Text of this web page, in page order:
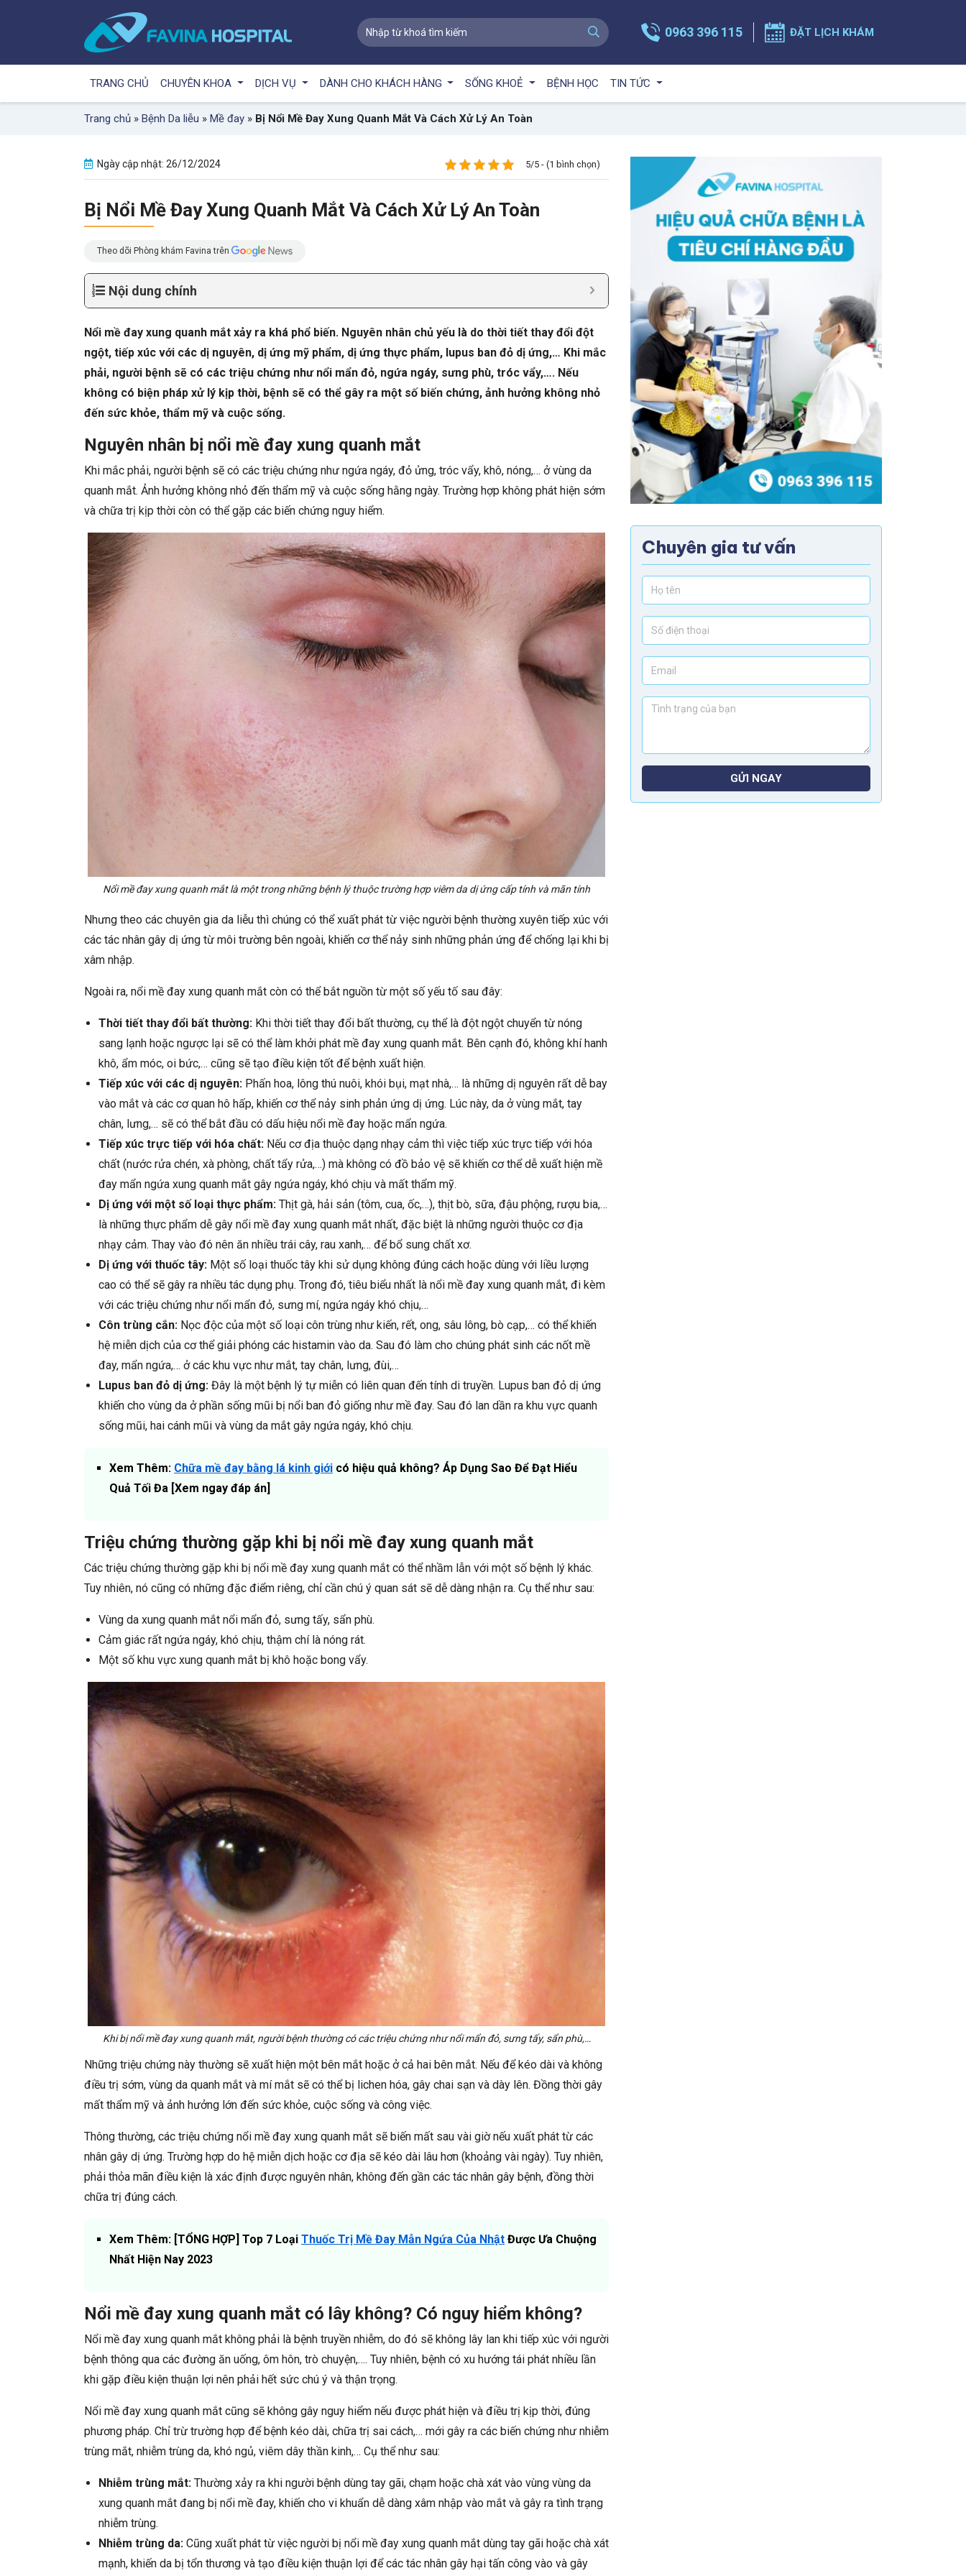
0963 396 115 ĐẶT LỊCH KHÁM
TRANG CHỦ CHUYÊN KHOA DỊCH VỤ DÀNH CHO KHÁCH HÀNG SỐNG KHOẺ BỆNH HỌC TIN TỨC
Trang chủ » Bệnh Da liễu » Mề đay » Bị Nổi Mề Đay Xung Quanh Mắt Và Cách Xử Lý An Toàn
Ngày cập nhật: 26/12/2024 5/5 - (1 bình chọn)
Bị Nổi Mề Đay Xung Quanh Mắt Và Cách Xử Lý An Toàn
Theo dõi Phòng khám Favina trên
Nội dung chính
Nổi mề đay xung quanh mắt xảy ra khá phổ biến. Nguyên nhân chủ yếu là do thời tiết thay đổi đột
ngột, tiếp xúc với các dị nguyên, dị ứng mỹ phẩm, dị ứng thực phẩm, lupus ban đỏ dị ứng,… Khi mắc
phải, người bệnh sẽ có các triệu chứng như nổi mẩn đỏ, ngứa ngáy, sưng phù, tróc vẩy,…. Nếu
không có biện pháp xử lý kịp thời, bệnh sẽ có thể gây ra một số biến chứng, ảnh hưởng không nhỏ
đến sức khỏe, thẩm mỹ và cuộc sống.
Nguyên nhân bị nổi mề đay xung quanh mắt
Khi mắc phải, người bệnh sẽ có các triệu chứng như ngứa ngáy, đỏ ửng, tróc vẩy, khô, nóng,… ở vùng da
quanh mắt. Ảnh hưởng không nhỏ đến thẩm mỹ và cuộc sống hằng ngày. Trường hợp không phát hiện sớm
và chữa trị kịp thời còn có thể gặp các biến chứng nguy hiểm.
Nổi mề đay xung quanh mắt là một trong những bệnh lý thuộc trường hợp viêm da dị ứng cấp tính và mãn tính
Nhưng theo các chuyên gia da liễu thì chúng có thể xuất phát từ việc người bệnh thường xuyên tiếp xúc với
các tác nhân gây dị ứng từ môi trường bên ngoài, khiến cơ thể nảy sinh những phản ứng để chống lại khi bị
xâm nhập.
Ngoài ra, nổi mề đay xung quanh mắt còn có thể bắt nguồn từ một số yếu tố sau đây:
Thời tiết thay đổi bất thường: Khi thời tiết thay đổi bất thường, cụ thể là đột ngột chuyển từ nóng
sang lạnh hoặc ngược lại sẽ có thể làm khởi phát mề đay xung quanh mắt. Bên cạnh đó, không khí hanh
khô, ẩm móc, oi bức,… cũng sẽ tạo điều kiện tốt để bệnh xuất hiện.
Tiếp xúc với các dị nguyên: Phấn hoa, lông thú nuôi, khói bụi, mạt nhà,… là những dị nguyên rất dễ bay
vào mắt và các cơ quan hô hấp, khiến cơ thể nảy sinh phản ứng dị ứng. Lúc này, da ở vùng mắt, tay
chân, lưng,… sẽ có thể bắt đầu có dấu hiệu nổi mề đay hoặc mẩn ngứa.
Tiếp xúc trực tiếp với hóa chất: Nếu cơ địa thuộc dạng nhạy cảm thì việc tiếp xúc trực tiếp với hóa
chất (nước rửa chén, xà phòng, chất tẩy rửa,…) mà không có đồ bảo vệ sẽ khiến cơ thể dễ xuất hiện mề
đay mẩn ngứa xung quanh mắt gây ngứa ngáy, khó chịu và mất thẩm mỹ.
Dị ứng với một số loại thực phẩm: Thịt gà, hải sản (tôm, cua, ốc,…), thịt bò, sữa, đậu phộng, rượu bia,…
là những thực phẩm dễ gây nổi mề đay xung quanh mắt nhất, đặc biệt là những người thuộc cơ địa
nhạy cảm. Thay vào đó nên ăn nhiều trái cây, rau xanh,… để bổ sung chất xơ.
Dị ứng với thuốc tây: Một số loại thuốc tây khi sử dụng không đúng cách hoặc dùng với liều lượng
cao có thể sẽ gây ra nhiều tác dụng phụ. Trong đó, tiêu biểu nhất là nổi mề đay xung quanh mắt, đi kèm
với các triệu chứng như nổi mẩn đỏ, sưng mí, ngứa ngáy khó chịu,…
Côn trùng cắn: Nọc độc của một số loại côn trùng như kiến, rết, ong, sâu lông, bò cạp,… có thể khiến
hệ miễn dịch của cơ thể giải phóng các histamin vào da. Sau đó làm cho chúng phát sinh các nốt mề
đay, mẩn ngứa,… ở các khu vực như mắt, tay chân, lưng, đùi,…
Lupus ban đỏ dị ứng: Đây là một bệnh lý tự miễn có liên quan đến tính di truyền. Lupus ban đỏ dị ứng
khiến cho vùng da ở phần sống mũi bị nổi ban đỏ giống như mề đay. Sau đó lan dần ra khu vực quanh
sống mũi, hai cánh mũi và vùng da mắt gây ngứa ngáy, khó chịu.
Xem Thêm: Chữa mề đay bằng lá kinh giới có hiệu quả không? Áp Dụng Sao Để Đạt Hiểu
Quả Tối Đa [Xem ngay đáp án]
Triệu chứng thường gặp khi bị nổi mề đay xung quanh mắt
Các triệu chứng thường gặp khi bị nổi mề đay xung quanh mắt có thể nhầm lẫn với một số bệnh lý khác.
Tuy nhiên, nó cũng có những đặc điểm riêng, chỉ cần chú ý quan sát sẽ dễ dàng nhận ra. Cụ thể như sau:
Vùng da xung quanh mắt nổi mẩn đỏ, sưng tấy, sẩn phù.
Cảm giác rất ngứa ngáy, khó chịu, thậm chí là nóng rát.
Một số khu vực xung quanh mắt bị khô hoặc bong vẩy.
Khi bị nổi mề đay xung quanh mắt, người bệnh thường có các triệu chứng như nổi mẩn đỏ, sưng tấy, sẩn phù,…
Những triệu chứng này thường sẽ xuất hiện một bên mắt hoặc ở cả hai bên mắt. Nếu để kéo dài và không
điều trị sớm, vùng da quanh mắt và mí mắt sẽ có thể bị lichen hóa, gây chai sạn và dày lên. Đồng thời gây
mất thẩm mỹ và ảnh hưởng lớn đến sức khỏe, cuộc sống và công việc.
Thông thường, các triệu chứng nổi mề đay xung quanh mắt sẽ biến mất sau vài giờ nếu xuất phát từ các
nhân gây dị ứng. Trường hợp do hệ miễn dịch hoặc cơ địa sẽ kéo dài lâu hơn (khoảng vài ngày). Tuy nhiên,
phải thỏa mãn điều kiện là xác định được nguyên nhân, không đến gần các tác nhân gây bệnh, đồng thời
chữa trị đúng cách.
Xem Thêm: [TỔNG HỢP] Top 7 Loại Thuốc Trị Mề Đay Mẫn Ngứa Của Nhật Được Ưa Chuộng
Nhất Hiện Nay 2023
Nổi mề đay xung quanh mắt có lây không? Có nguy hiểm không?
Nổi mề đay xung quanh mắt không phải là bệnh truyền nhiễm, do đó sẽ không lây lan khi tiếp xúc với người
bệnh thông qua các đường ăn uống, ôm hôn, trò chuyện,…. Tuy nhiên, bệnh có xu hướng tái phát nhiều lần
khi gặp điều kiện thuận lợi nên phải hết sức chú ý và thận trọng.
Nổi mề đay xung quanh mắt cũng sẽ không gây nguy hiểm nếu được phát hiện và điều trị kịp thời, đúng
phương pháp. Chỉ trừ trường hợp để bệnh kéo dài, chữa trị sai cách,… mới gây ra các biến chứng như nhiễm
trùng mắt, nhiễm trùng da, khó ngủ, viêm dây thần kinh,… Cụ thể như sau:
Nhiễm trùng mắt: Thường xảy ra khi người bệnh dùng tay gãi, chạm hoặc chà xát vào vùng vùng da
xung quanh mắt đang bị nổi mề đay, khiến cho vi khuẩn dễ dàng xâm nhập vào mắt và gây ra tình trạng
nhiễm trùng.
Nhiễm trùng da: Cũng xuất phát từ việc người bị nổi mề đay xung quanh mắt dùng tay gãi hoặc chà xát
mạnh, khiến da bị tổn thương và tạo điều kiện thuận lợi để các tác nhân gây hại tấn công vào và gây
Chuyên gia tư vấn
GỬI NGAY